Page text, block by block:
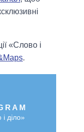
«Слово і
.
діло»